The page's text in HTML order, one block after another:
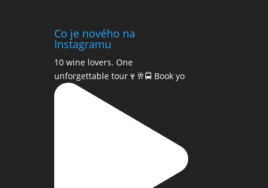
Co je nového na
Instagramu
10 wine lovers. One
unforgettable tour🍷🥂🚍 Book yo